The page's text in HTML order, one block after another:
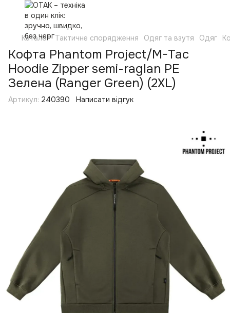
Каталог Тактичне спорядження Одяг та взутя Одяг
Кофта Phantom Project/M-Tac
Hoodie Zipper semi-raglan PE
Зелена (Ranger Green) (2XL)
Артикул: 240390 Написати відгук